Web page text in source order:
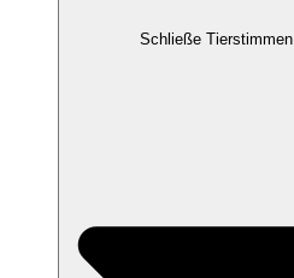
Schließe Tierstimmen